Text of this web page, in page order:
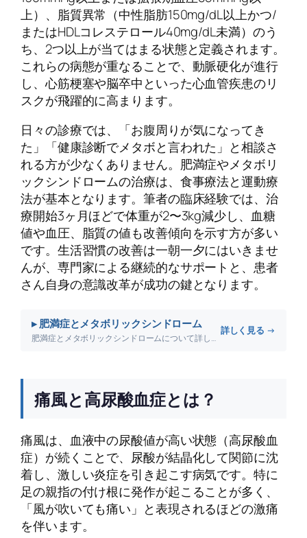
上）、脂質異常（中性脂肪150mg/dL以上かつ/
またはHDLコレステロール40mg/dL未満）のう
ち、2つ以上が当てはまる状態と定義されます。
これらの病態が重なることで、動脈硬化が進行
し、心筋梗塞や脳卒中といった心血管疾患のリ
スクが飛躍的に高まります。
日々の診療では、「お腹周りが気になってき
た」「健康診断でメタボと言われた」と相談さ
れる方が少なくありません。肥満症やメタボリ
ックシンドロームの治療は、食事療法と運動療
法が基本となります。筆者の臨床経験では、治
療開始3ヶ月ほどで体重が2〜3kg減少し、血糖
値や血圧、脂質の値も改善傾向を示す方が多い
です。生活習慣の改善は一朝一夕にはいきませ
んが、専門家による継続的なサポートと、患者
さん自身の意識改革が成功の鍵となります。
▸ 肥満症とメタボリックシンドローム
肥満症とメタボリックシンドロームについて詳しく解説します。
詳しく見る →
痛風と高尿酸血症とは？
痛風は、血液中の尿酸値が高い状態（高尿酸血
症）が続くことで、尿酸が結晶化して関節に沈
着し、激しい炎症を引き起こす病気です。特に
足の親指の付け根に発作が起こることが多く、
「風が吹いても痛い」と表現されるほどの激痛
を伴います。